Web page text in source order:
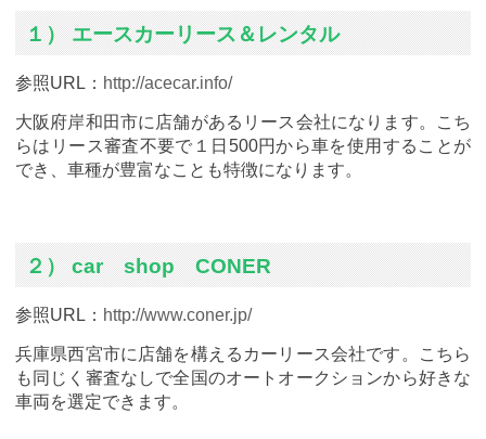
１） エースカーリース＆レンタル
参照URL： http://acecar.info/
大阪府岸和田市に店舗があるリース会社になります。こち
らはリース審査不要で１日500円から車を使用することが
でき、車種が豊富なことも特徴になります。
２） car shop CONER
参照URL： http://www.coner.jp/
兵庫県西宮市に店舗を構えるカーリース会社です。こちら
も同じく審査なしで全国のオートオークションから好きな
車両を選定できます。